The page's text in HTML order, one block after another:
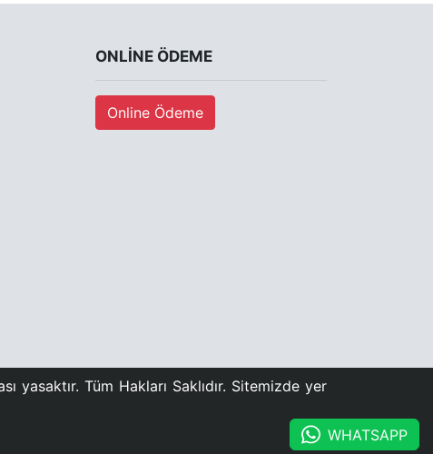
ONLINE ÖDEME
Online Ödeme
Tüm Hakları Saklıdır. Sitemizde yer
WHATSAPP